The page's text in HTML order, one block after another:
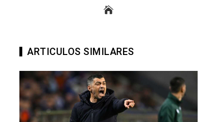
ARTICULOS SIMILARES